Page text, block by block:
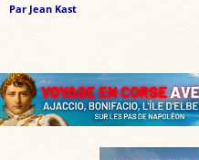
Par Jean Kast